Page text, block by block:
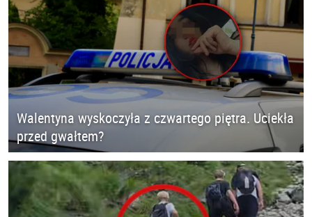
Walentyna wyskoczyła z czwartego piętra. Uciekła
przed gwałtem?